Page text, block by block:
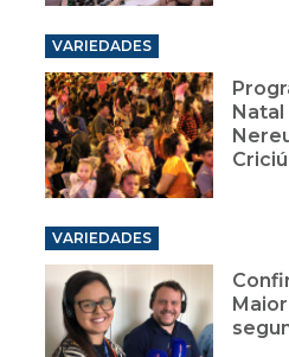
VARIEDADES
Natal
VARIEDADES